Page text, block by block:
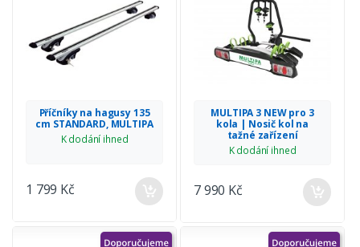
Příčníky na hagusy 135
cm STANDARD, MULTIPA
K dodání ihned
1 799 Kč
MULTIPA 3 NEW pro 3
kola | Nosič kol na
tažné zařízení
K dodání ihned
7 990 Kč